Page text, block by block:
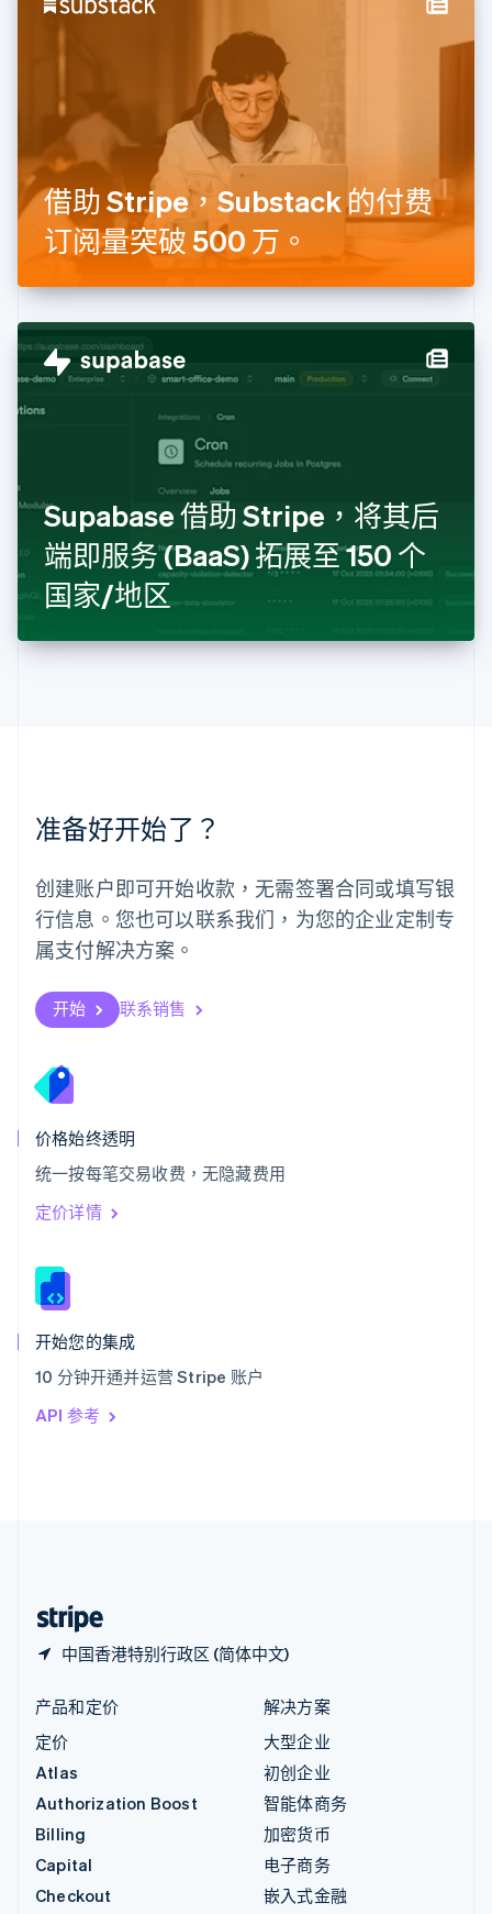
借助 Stripe，Substack 的付费
订阅量突破 500 万。
Supabase 借助 Stripe，将其后
端即服务 (BaaS) 拓展至 150 个
国家/地区
准备好开始了？
创建账户即可开始收款，无需签署合同或填写银
行信息。您也可以联系我们，为您的企业定制专
属支付解决方案。
开始 联系销售
价格始终透明
统一按每笔交易收费，无隐藏费用
定价详情
开始您的集成
10 分钟开通并运营 Stripe 账户
API 参考
中国香港特别行政区 (简体中文)
德国
芬兰
English Svenska
荷兰
English
加拿大
English Français
捷克
克罗地亚
拉脱维亚
English
立陶宛
English
Deutsch English
罗马尼亚
English
马尔他
English
马来西亚
美国
日本
日本語English
SvenskaEnglish
瑞士
DeutschFrançais ItalianoEnglish
塞浦路斯
斯洛伐克
English
English
泰国
ไทย
希腊
English
西班牙
Español
新加坡
新西兰
匈牙利
English
ItalianoEnglish
印度
English
产品和定价
定价
Atlas
Authorization Boost
Billing
Capital
Checkout
解决方案
大型企业
初创企业
智能体商务
加密货币
电子商务
嵌入式金融